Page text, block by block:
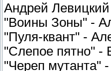
Андрей
"Воины Зоны" -
"Пуля-квант" -
"Слепое пятно" -
"Череп мутанта"